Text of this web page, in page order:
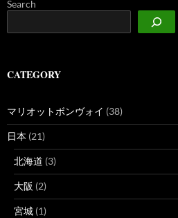
Search
CATEGORY
マリオットボンヴォイ (38)
日本 (21)
北海道 (3)
大阪 (2)
宮城 (1)